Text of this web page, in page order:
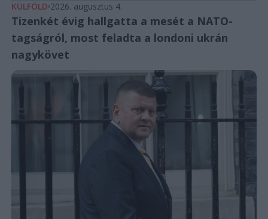
KÜLFÖLD 2026. augusztus 4.
Tizenkét évig hallgatta a mesét a NATO-
tagságról, most feladta a londoni ukrán
nagykövet